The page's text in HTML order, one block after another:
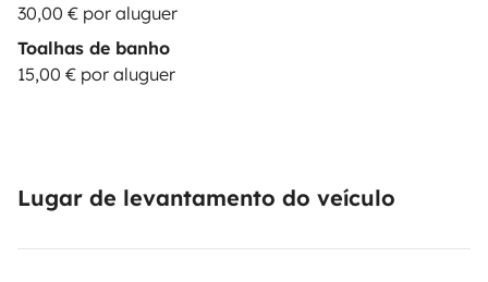
30,00 € por aluguer
Toalhas de banho
15,00 € por aluguer
Lugar de levantamento do veículo